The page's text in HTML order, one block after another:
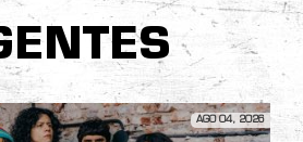
AGO 04, 2026